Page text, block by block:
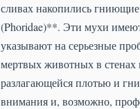
сливах накопились гниющие
(Phoridae)**. Эти мухи
указывают на серьезные
мертвых животных в стенах
разлагающейся плотью и
внимания и, возможно,